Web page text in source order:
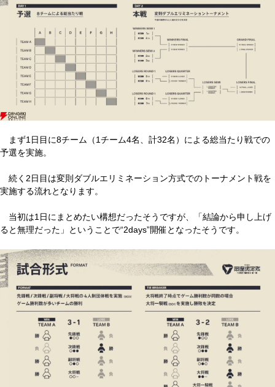
まず1日目に8チーム（1チーム4名、計32名）による総当たり戦での
予選を実施。
続く2日目は変則ダブルエリミネーション方式でのトーナメント戦を
実施する流れとなります。
当初は1日にまとめたい構想だったそうですが、「結論から申し上げ
ると無理だった」ということで“2days”開催となったそうです。